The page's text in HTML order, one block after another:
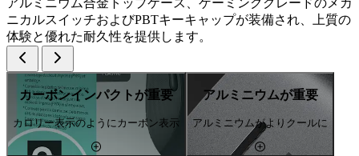
アルミニウム合金トップケース、ゲーミンググレードのメカ
ニカルスイッチおよびPBTキーキャップが装備され、上質の
体験と優れた耐久性を提供します。
カーボンインパクトが重要
カロリー表示のようにカーボン表示
アルミニウムが重要
アルミニウムがよりクールに